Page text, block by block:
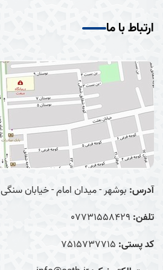
ارتباط با ما
آدرس: بوشهر - میدان امام - خیابان سنگی
تلفن: 07731558429
کد پستی: 7515737715